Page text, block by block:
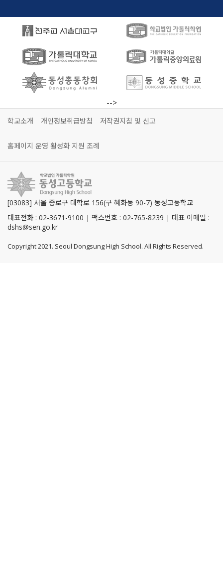
-->
학교소개 개인정보취급방침 저작권지침 및 신고
홈페이지 운영 활성화 지원 조례
[03083] 서울 종로구 대학로 156(구 혜화동 90-7) 동성고등학교
대표전화 : 02-3671-9100 | 팩스번호 : 02-765-8239 | 대표 이메일 :
dshs@sen.go.kr
Copyright 2021. Seoul Dongsung High School. All Rights Reserved.